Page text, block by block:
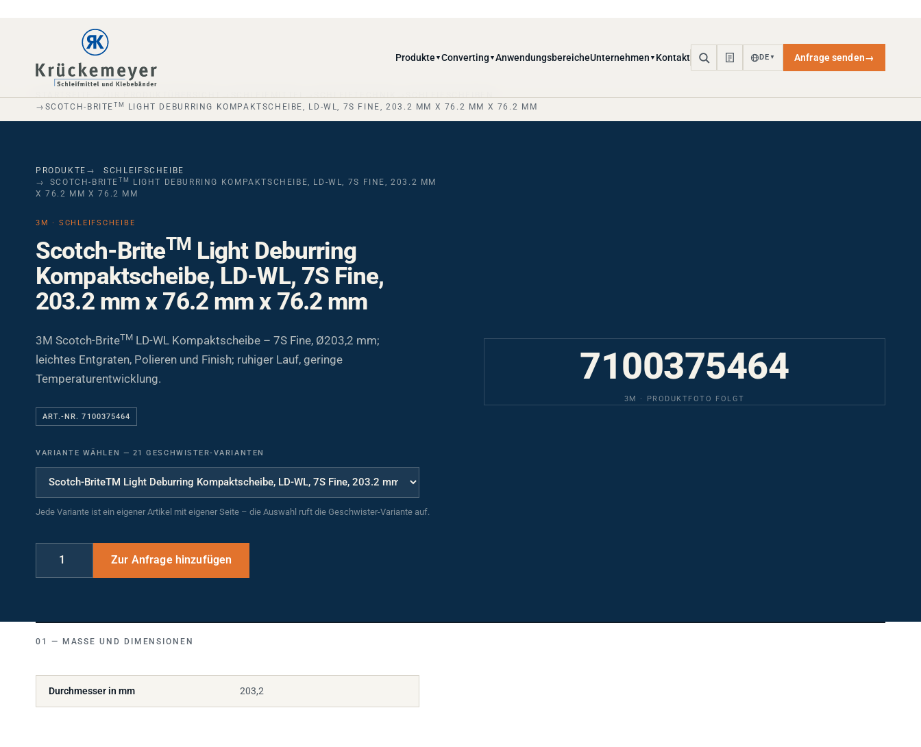
STARTSEITE ZUR PRODUKTÜBERSICHT SCHLEIFMITTEL SCHLEIFTECHNIK
SCHLEIFSCHEIBEN
SCOTCH-BRITE TM LIGHT DEBURRING KOMPAKTSCHEIBE, LD-WL, 7S FINE, 203.2 MM X 76.2 MM X 76.2 MM
PRODUKTE
SCHLEIFSCHEIBE
SCOTCH-BRITE TM
LIGHT DEBURRING KOMPAKTSCHEIBE, LD-WL, 7S FINE, 203.2 MM
X 76.2 MM X 76.2 MM
3M · SCHLEIFSCHEIBE
Scotch-BriteTMLight Deburring
Kompaktscheibe, LD-WL, 7S Fine,
203.2 mm x 76.2 mm x 76.2 mm
3M Scotch-BriteTM LD-WL Kompaktscheibe – 7S Fine, Ø203,2 mm;
leichtes Entgraten, Polieren und Finish; ruhiger Lauf, geringe
Temperaturentwicklung.
ART.-NR. 7100375464
VARIANTE WÄHLEN — 21 GESCHWISTER-VARIANTEN
Jede Variante ist ein eigener Artikel mit eigener Seite – die Auswahl ruft die Geschwister-Variante auf.
7100375464
3M · PRODUKTFOTO FOLGT
MASSE UND DIMENSIONEN
Durchmesser in mm 203,2